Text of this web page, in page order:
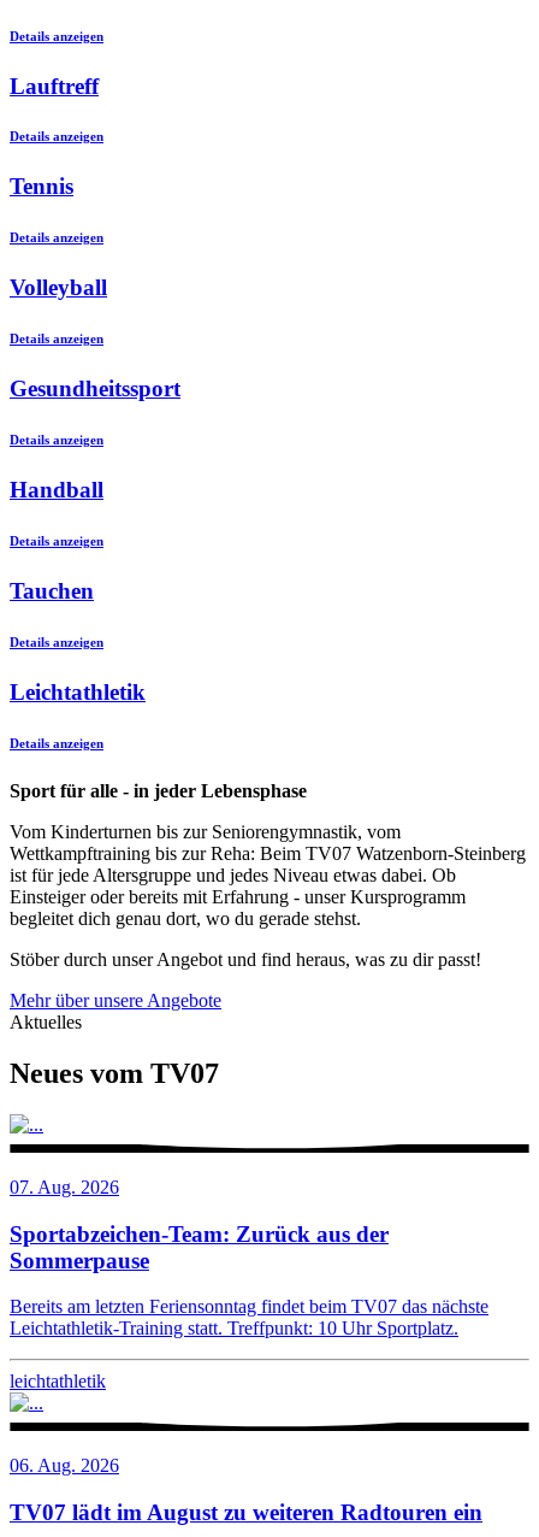
Details anzeigen
Lauftreff
Details anzeigen
Tennis
Details anzeigen
Volleyball
Details anzeigen
Gesundheitssport
Details anzeigen
Handball
Details anzeigen
Tauchen
Details anzeigen
Leichtathletik
Details anzeigen
Sport für alle - in jeder Lebensphase
Vom Kinderturnen bis zur Seniorengymnastik, vom
Wettkampftraining bis zur Reha: Beim TV07 Watzenborn-Steinberg
ist für jede Altersgruppe und jedes Niveau etwas dabei. Ob
Einsteiger oder bereits mit Erfahrung - unser Kursprogramm
begleitet dich genau dort, wo du gerade stehst.
Stöber durch unser Angebot und find heraus, was zu dir passt!
Mehr über unsere Angebote
Aktuelles
Neues vom TV07
07. Aug. 2026
Sportabzeichen-Team: Zurück aus der
Sommerpause
Bereits am letzten Feriensonntag findet beim TV07 das nächste
Leichtathletik-Training statt. Treffpunkt: 10 Uhr Sportplatz.
leichtathletik
06. Aug. 2026
TV07 lädt im August zu weiteren Radtouren ein